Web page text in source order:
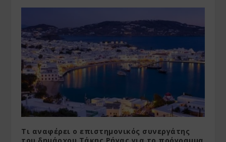
Τι αναφέρει ο επιστημονικός συνεργάτης